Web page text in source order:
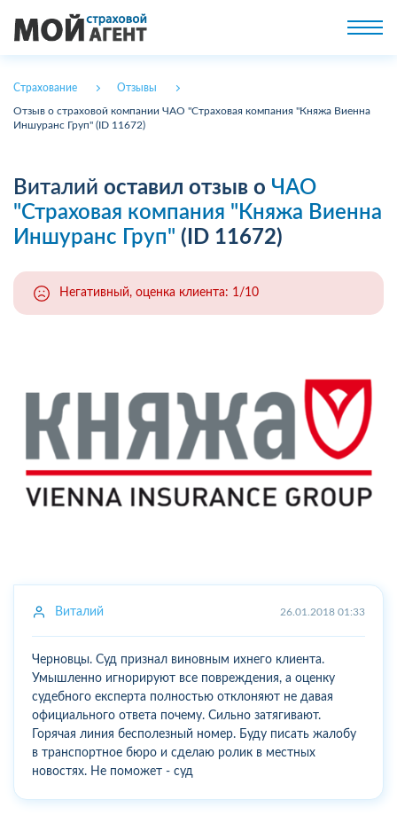
Страхование Отзывы
Отзыв о страховой компании ЧАО "Страховая компания "Княжа Виенна
Иншуранс Груп" (ID 11672)
Виталий оставил отзыв о ЧАО
"Страховая компания "Княжа Виенна
Иншуранс Груп" (ID 11672)
Негативный, оценка клиента: 1/10
Виталий 26.01.2018 01:33
Черновцы. Суд признал виновным ихнего клиента.
Умышленно игнорируют все повреждения, а оценку
судебного експерта полностью отклоняют не давая
официального ответа почему. Сильно затягивают.
Горячая линия бесполезный номер. Буду писать жалобу
в транспортное бюро и сделаю ролик в местных
новостях. Не поможет - суд